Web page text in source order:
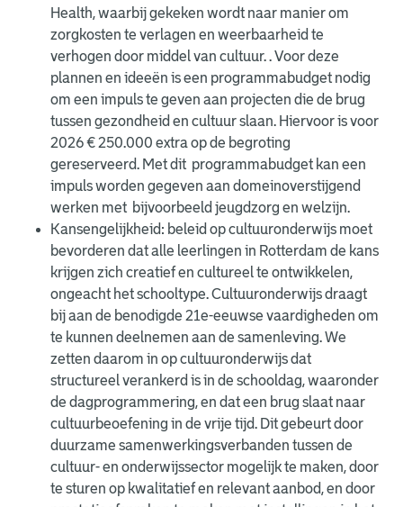
Health, waarbij gekeken wordt naar manier om
zorgkosten te verlagen en weerbaarheid te
verhogen door middel van cultuur. . Voor deze
plannen en ideeën is een programmabudget nodig
om een impuls te geven aan projecten die de brug
tussen gezondheid en cultuur slaan. Hiervoor is voor
2026 € 250.000 extra op de begroting
gereserveerd. Met dit programmabudget kan een
impuls worden gegeven aan domeinoverstijgend
werken met bijvoorbeeld jeugdzorg en welzijn.
Kansengelijkheid: beleid op cultuuronderwijs moet
bevorderen dat alle leerlingen in Rotterdam de kans
krijgen zich creatief en cultureel te ontwikkelen,
ongeacht het schooltype. Cultuuronderwijs draagt
bij aan de benodigde 21e-eeuwse vaardigheden om
te kunnen deelnemen aan de samenleving. We
zetten daarom in op cultuuronderwijs dat
structureel verankerd is in de schooldag, waaronder
de dagprogrammering, en dat een brug slaat naar
cultuurbeoefening in de vrije tijd. Dit gebeurt door
duurzame samenwerkingsverbanden tussen de
cultuur- en onderwijssector mogelijk te maken, door
te sturen op kwalitatief en relevant aanbod, en door